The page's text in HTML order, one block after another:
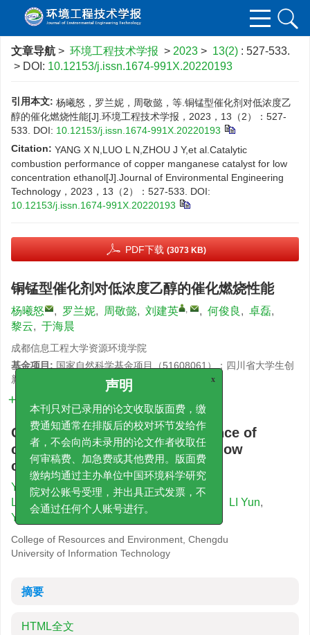
文章导航 > 环境工程技术学报 > 2023 > 13(2) : 527-533.
> DOI: 10.12153/j.issn.1674-991X.20220193
引用本文: 杨曦怒，罗兰妮，周敬懿，等.铜锰型催化剂对低浓度乙
醇的催化燃烧性能[J].环境工程技术学报，2023，13（2）：527-
533.
DOI: 10.12153/j.issn.1674-991X.20220193
Citation: YANG X N,LUO L N,ZHOU J Y,et al.Catalytic
combustion performance of copper manganese catalyst for low
concentration ethanol[J].Journal of Environmental Engineering
Technology，2023，13（2）：527-533.
DOI:
10.12153/j.issn.1674-991X.20220193
PDF下载 (3073 KB)
铜锰型催化剂对低浓度乙醇的催化燃烧性能
杨曦怒 , 罗兰妮, 周敬懿, 刘建英 , , 何俊良 , 卓磊,
黎云, 于海晨
成都信息工程大学资源环境学院
基金项目: 国家自然科学基金项目（51608061）；四川省大学生创
新创业训练计划项目（202110621043）
Catalytic combustion performance of
copper manganese catalyst for low
concentration ethanol
YANG Xinu , LUO Lanni, ZHOU Jingyi
LIU Jianying
, , HE Junliang LI Yun,
YU Haichen
College of Resources and Environment, Chengdu
University of Information Technology
摘要
HTML全文
声明
本刊只对已录用的论文收取版面费，缴
费通知通常在排版后的校对环节发给作
者，不会向尚未录用的论文作者收取任
何审稿费、加急费或其他费用。版面费
缴纳均通过主办单位中国环境科学研究
院对公账号受理，并出具正式发票，不